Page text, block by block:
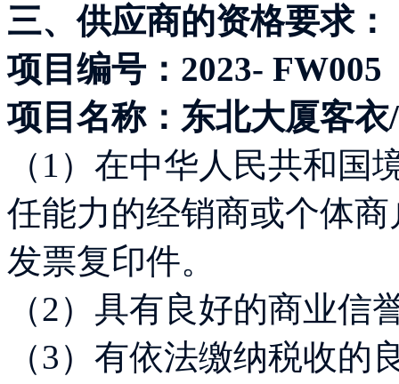
三、供应商的资格要求：
项目编号：2023- FW005
项目名称：东北大厦客衣/
（1）在中华人民共和
任能力的经销商或个体
发票复印件。
（2）具有良好的商业信
（3）有依法缴纳税收的